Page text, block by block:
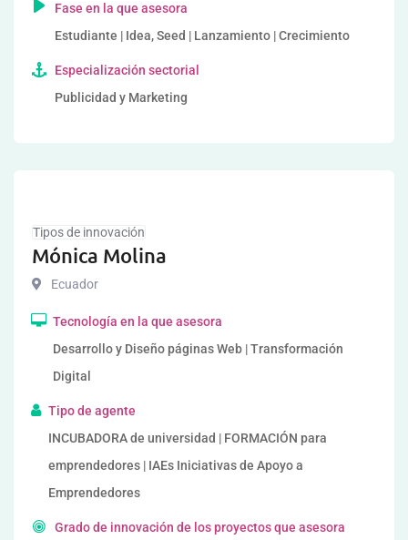
Fase en la que asesora
Estudiante | Idea, Seed | Lanzamiento | Crecimiento
Especialización sectorial
Publicidad y Marketing
Tipos de innovación
Mónica Molina
Ecuador
Tecnología en la que asesora
Desarrollo y Diseño páginas Web | Transformación
Digital
Tipo de agente
INCUBADORA de universidad | FORMACIÓN para
emprendedores | IAEs Iniciativas de Apoyo a
Emprendedores
Grado de innovación de los proyectos que asesora